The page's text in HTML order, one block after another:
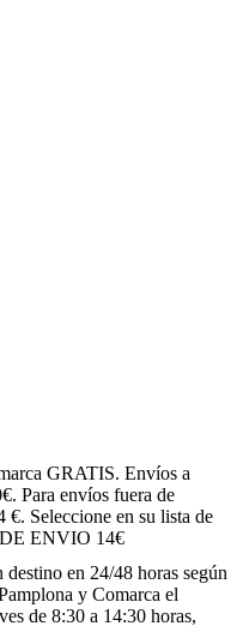
GRATIS. Envíos a
Para envíos fuera de
Seleccione en su lista de
ENVIO 14€
en 24/48 horas según
y Comarca el
de 8:30 a 14:30 horas,